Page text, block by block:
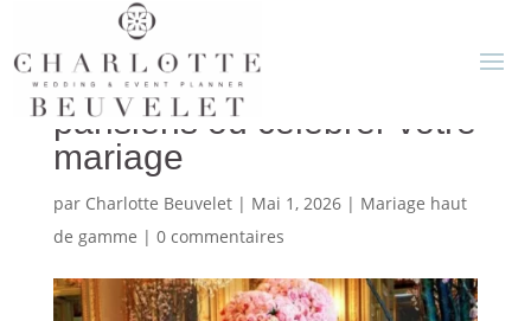
Top 5 des palaces
parisiens où célébrer votre
mariage
par Charlotte Beuvelet| Mai 1, 2026| Mariage haut
de gamme | 0 commentaires